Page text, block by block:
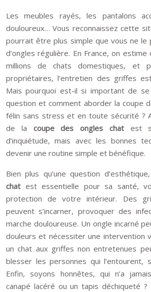
Les meubles rayés, les pantalons
douloureux… Vous reconnaissez cette
pourrait être plus simple que vous ne le
d’ongles régulière. En France, on estime
millions de chats domestiques, et
propriétaires, l’entretien des griffes
Mais pourquoi est-il si important de
question et comment aborder la coupe
félin sans stress et en toute sécurité ?
de la coupe des ongles chat est
d’inquiétude, mais avec les bonnes
devenir une routine simple et bénéfique.
Bien plus qu’une question
chat est essentielle pour sa santé,
protection de votre intérieur. Des
peuvent s’incarner, provoquer des
marche douloureuse. Un ongle incarné
douleurs et nécessiter une intervention
un chat aux griffes non entretenues
blesser les personnes qui l’entourent,
Enfin, soyons honnêtes, qui n’a
canapé lacéré ou un tapis déchiqueté ?